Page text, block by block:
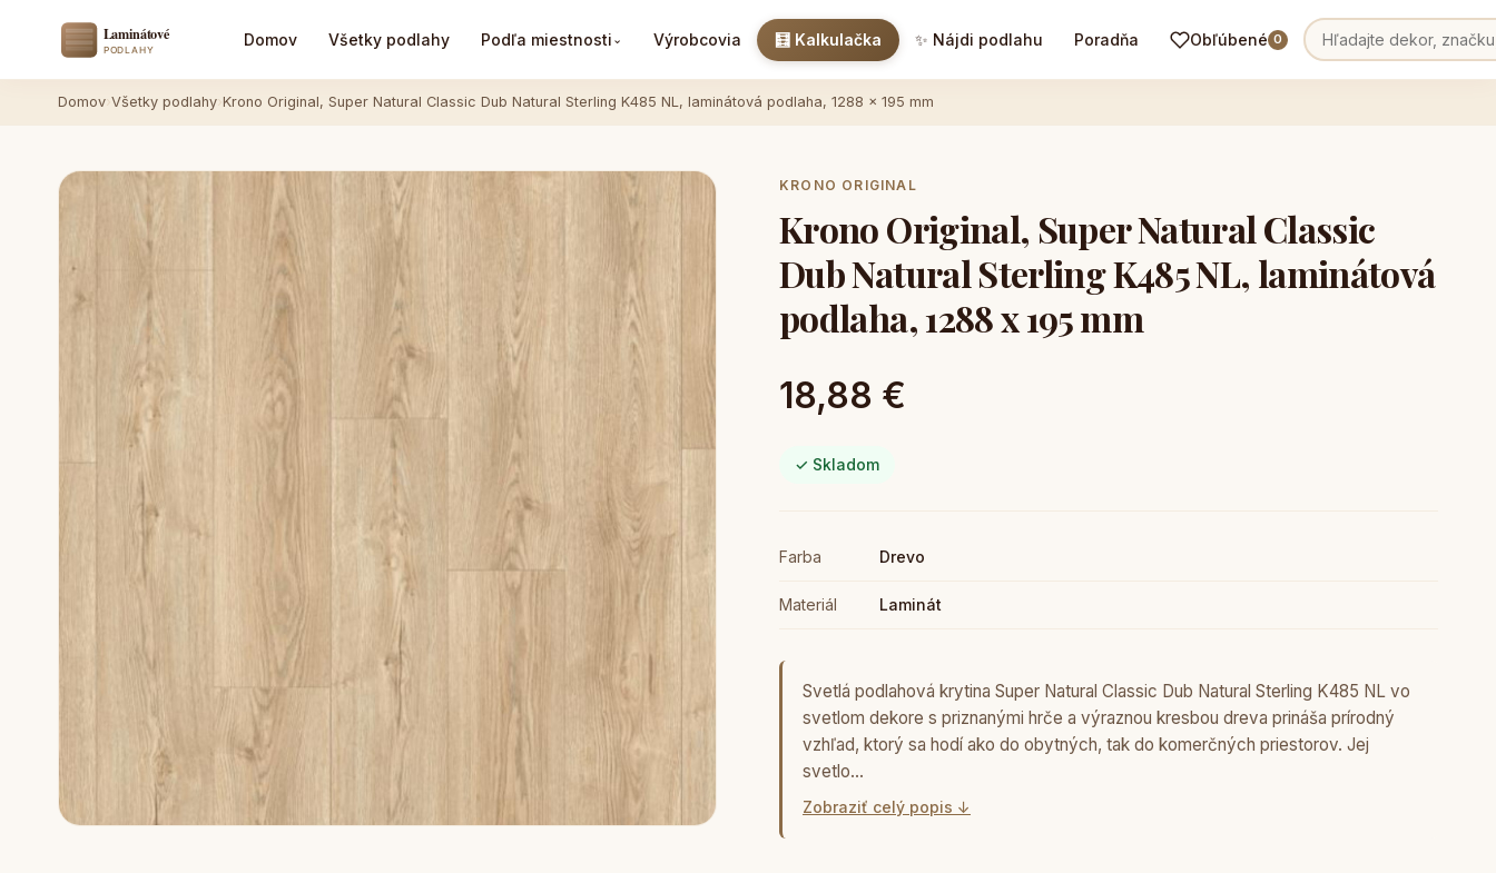
Domov Všetky podlahy Podľa miestnosti ⌄ Výrobcovia 🧮 Kalkulačka ✨ Nájdi podlahu Poradňa Obľúbené 0
Domov Všetky podlahy Krono Original, Super Natural Classic Dub Natural Sterling K485 NL, laminátová podlaha, 1288 x 195 mm
KRONO ORIGINAL
Krono Original, Super Natural Classic
Dub Natural Sterling K485 NL, laminátová
podlaha, 1288 x 195 mm
18,88 €
✓ Skladom
Farba Drevo
Materiál Laminát
Svetlá podlahová krytina Super Natural Classic Dub Natural Sterling K485 NL vo
svetlom dekore s priznanými hrče a výraznou kresbou dreva prináša prírodný
vzhľad, ktorý sa hodí ako do obytných, tak do komerčných priestorov. Jej
svetlo…
Zobraziť celý popis ↓